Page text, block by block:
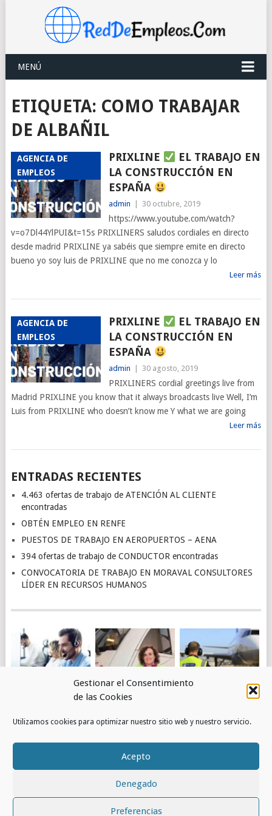
Gestionar el Consentimiento
de las Cookies
Utilizamos cookies para optimizar nuestro sitio web y nuestro servicio.
Acepto
Denegado
Preferencias
MENÚ
ETIQUETA: COMO TRABAJAR
DE ALBAÑIL
AGENCIA DE
EMPLEOS
PRIXLINE
EL TRABAJO EN
LA CONSTRUCCIÓN EN
ESPAÑA
admin 30 octubre, 2019
https://www.youtube.com/watch?
v=o7Dl44YlPUI&t=15s PRIXLINERS saludos cordiales en directo
desde madrid PRIXLINE ya sabéis que siempre emite en directo
bueno yo soy luis de PRIXLINE que no me conozca y lo
Leer más
AGENCIA DE
EMPLEOS
PRIXLINE
EL TRABAJO EN
LA CONSTRUCCIÓN EN
ESPAÑA
admin 30 agosto, 2019
PRIXLINERS cordial greetings live from
Madrid PRIXLINE you know that it always broadcasts live Well, I’m
Luis from PRIXLINE who doesn’t know me Y what we are going
Leer más
ENTRADAS RECIENTES
4.463 ofertas de trabajo de ATENCIÓN AL CLIENTE
encontradas
OBTÉN EMPLEO EN RENFE
PUESTOS DE TRABAJO EN AEROPUERTOS – AENA
394 ofertas de trabajo de CONDUCTOR encontradas
CONVOCATORIA DE TRABAJO EN MORAVAL CONSULTORES
LÍDER EN RECURSOS HUMANOS
TRABAJO DE
RENFE
TRABAJO EN
© 2026RED DE EMPLEOS.
CONTACTO POLÍTICA DE COOKIES